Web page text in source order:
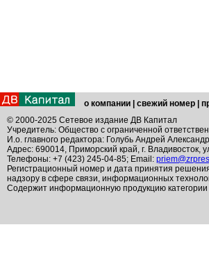
о компании свежий номер
© 2000-2025 Сетевое издание ДВ Капитал
Учредитель: Общество с ограниченной
И.о. главного редактора: Голубь Андрей
Адрес: 690014, Приморский край, г. Владивосток,
Телефоны: +7 (423) 245-04-85; Email:
Регистрационный номер и дата принятия
надзору в сфере связи, информационных
Содержит информационную продукцию категории